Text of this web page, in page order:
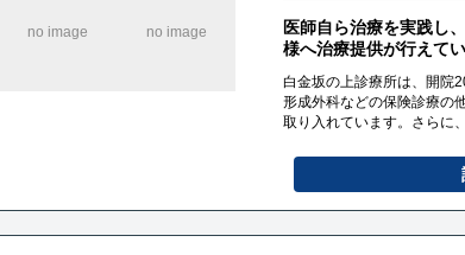
医師自ら治療を実践し
様へ治療提供が行えて
白金坂の上診療所は、開院
形成外科などの保険診療の
取り入れています。さらに
白金坂の上診療所は、患者
けでなく遠方からお越しの